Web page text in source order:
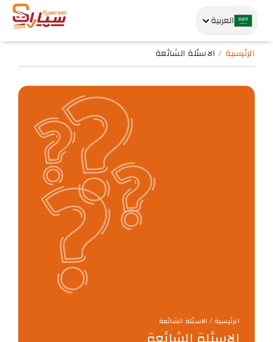
العربية
الرئيسية الاسئلة الشائعة
الرئيسية / الاسئلة الشائعة